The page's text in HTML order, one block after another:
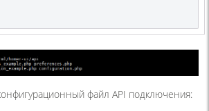
файл API подключения: